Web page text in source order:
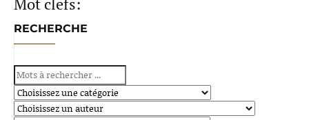
RECHERCHE